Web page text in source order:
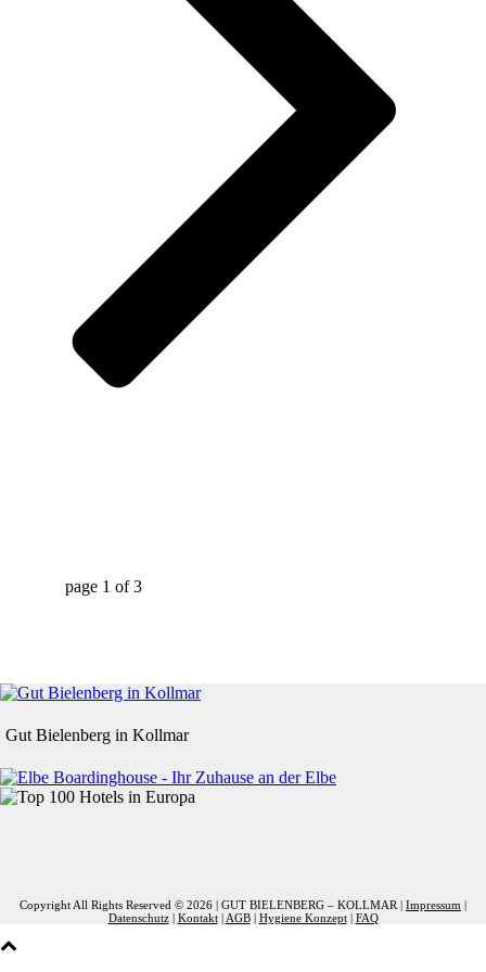
page 1 of3
Gut Bielenberg in Kollmar
Copyright All Rights Reserved © 2026 | GUT BIELENBERG – KOLLMAR | Impressum |
Datenschutz| Kontakt| AGB| Hygiene Konzept| FAQ